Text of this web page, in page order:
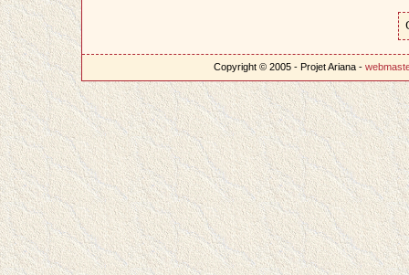
Copyright © 2005 - Projet Ariana -